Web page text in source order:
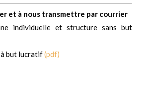
et à nous transmettre par courrier
individuelle et structure sans but
but lucratif(pdf)